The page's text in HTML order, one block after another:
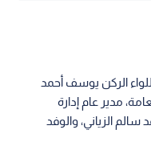
الركن يوسف أحمد
مدير عام إدارة
سالم الزياني، والوفد